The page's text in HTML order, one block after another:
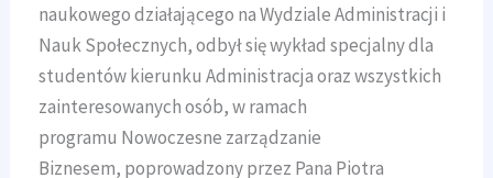
naukowego działającego na Wydziale Administracji i
Nauk Społecznych, odbył się wykład specjalny dla
studentów kierunku Administracja oraz wszystkich
zainteresowanych osób, w ramach
programu Nowoczesne zarządzanie
Biznesem, poprowadzony przez Pana Piotra